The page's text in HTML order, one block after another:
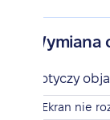
Dotyczy
Ekran nie